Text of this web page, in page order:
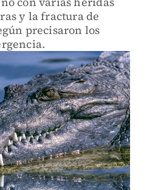
y la fractura de
precisaron los